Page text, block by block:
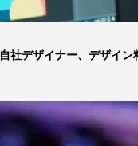
自社デザイナー、デザイン